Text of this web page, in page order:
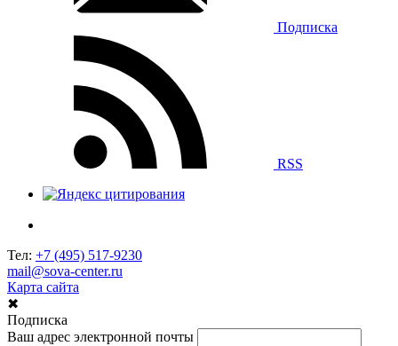
Подписка
RSS
Тел: +7 (495) 517-9230
mail@sova-center.ru
Карта сайта
✖
Подписка
Ваш адрес электронной почты